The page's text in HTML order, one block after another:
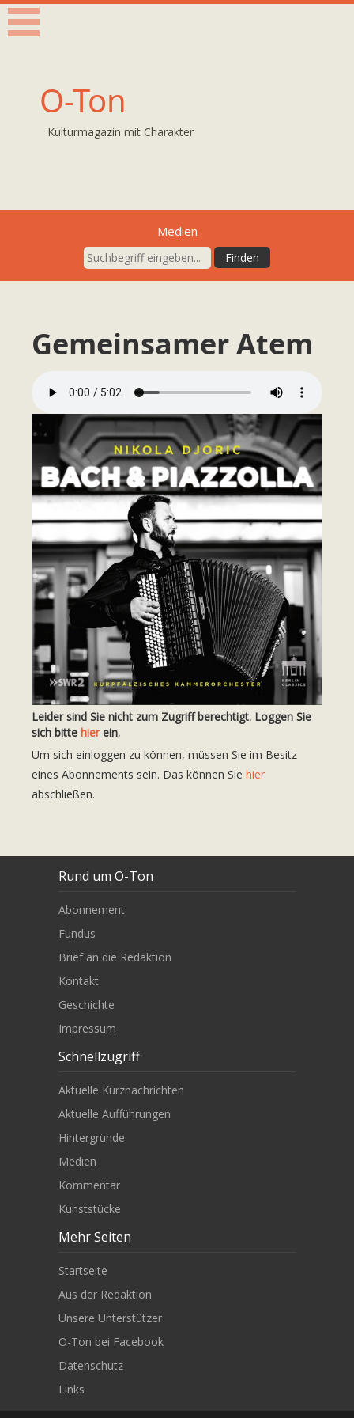
O-Ton
Kulturmagazin mit Charakter
Medien
Gemeinsamer Atem
Leider sind Sie nicht zum Zugriff berechtigt. Loggen Sie
sich bitte hierein.
Um sich einloggen zu können, müssen Sie im Besitz
eines Abonnements sein. Das können Sie hier
abschließen.
Rund um O-Ton
Abonnement
Fundus
Brief an die Redaktion
Kontakt
Geschichte
Impressum
Schnellzugriff
Aktuelle Kurznachrichten
Aktuelle Aufführungen
Hintergründe
Medien
Kommentar
Kunststücke
Mehr Seiten
Startseite
Aus der Redaktion
Unsere Unterstützer
O-Ton bei Facebook
Datenschutz
Links